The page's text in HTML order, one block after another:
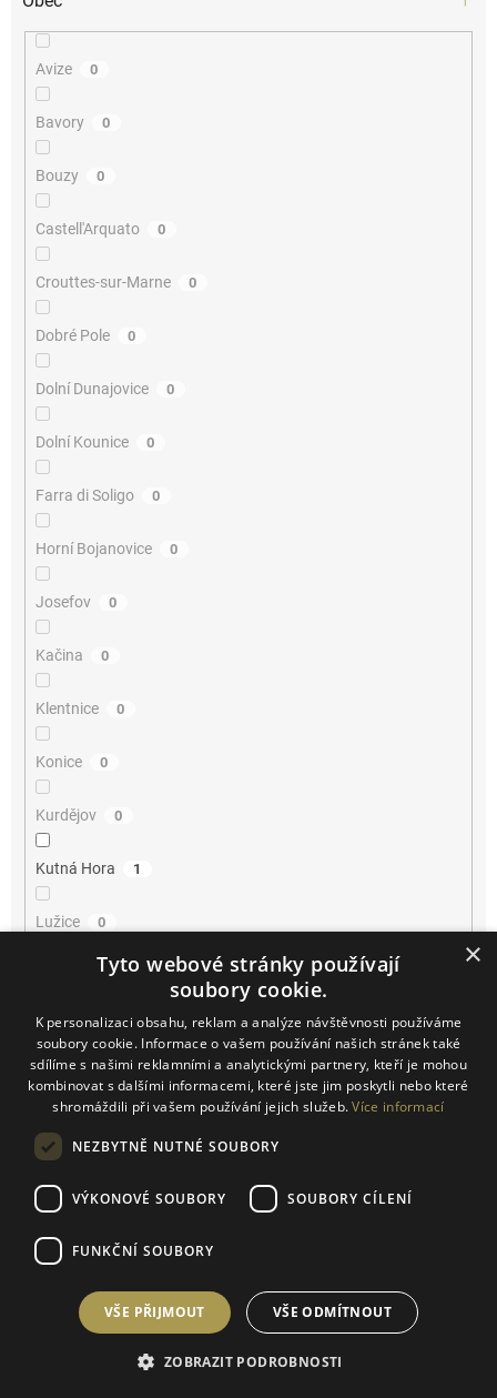
Avize 0
Bavory 0
Bouzy 0
Castell'Arquato 0
Crouttes-sur-Marne 0
Dobré Pole 0
Dolní Dunajovice 0
Dolní Kounice 0
Farra di Soligo 0
Horní Bojanovice 0
Josefov 0
Kačina 0
Klentnice 0
Konice 0
Kurdějov 0
Kutná Hora 1
Lužice 0
0
Mikulov 0
Miroslav 0
Němčičky
Novosedly
Novosedly na Moravě 0
Olbrahomice 0
×
Tyto webové stránky používají
soubory cookie.
K personalizaci obsahu, reklam a analýze návštěvnosti používáme
soubory cookie. Informace o vašem používání našich stránek také
sdílíme s našimi reklamními a analytickými partnery, kteří je mohou
kombinovat s dalšími informacemi, které jste jim poskytli nebo které
shromáždili při vašem používání jejich služeb.Více informací
NEZBYTNĚ NUTNÉ SOUBORY
VÝKONOVÉ SOUBORY SOUBORY CÍLENÍ
FUNKČNÍ SOUBORY
VŠE PŘIJMOUT VŠE ODMÍTNOUT
ZOBRAZIT PODROBNOSTI